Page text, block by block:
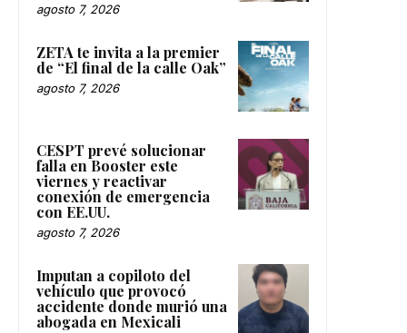
agosto 7, 2026
ZETA te invita a la premier
de “El final de la calle Oak”
agosto 7, 2026
CESPT prevé solucionar
falla en Booster este
viernes y reactivar
conexión de emergencia
con EE.UU.
agosto 7, 2026
Imputan a copiloto del
vehículo que provocó
accidente donde murió una
abogada en Mexicali